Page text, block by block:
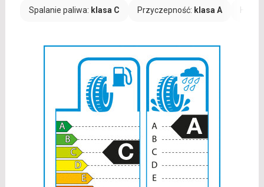
Spalanie paliwa: klasa C Przyczepność: klasa A